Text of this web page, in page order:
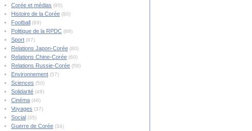
Corée et médias (95)
Histoire de la Corée (90)
Football (89)
Politique de la RPDC (88)
Sport (87)
Relations Japon-Corée (80)
Relations Chine-Corée (60)
Relations Russie-Corée (58)
Environnement (57)
Sciences (50)
Solidarité (49)
Cinéma (46)
Voyages (37)
Social (35)
Guerre de Corée (34)